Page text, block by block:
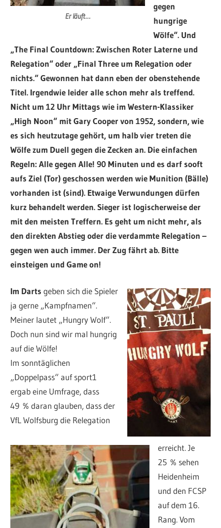
Er läuft…
gegen
hungrige
Wölfe“. Und
„The Final Countdown: Zwischen Roter Laterne und
Relegation“ oder „Final Three um Relegation oder
nichts.“ Gewonnen hat dann eben der obenstehende
Titel. Irgendwie leider alle schon mehr als treffend.
Nicht um 12 Uhr Mittags wie im Western-Klassiker
„High Noon“ mit Gary Cooper von 1952, sondern, wie
es sich heutzutage gehört, um halb vier treten die
Wölfe zum Duell gegen die Zecken an. Die einfachen
Regeln: Alle gegen Alle! 90 Minuten und es darf sooft
aufs Ziel (Tor) geschossen werden wie Munition (Bälle)
vorhanden ist (sind). Etwaige Verwundungen dürfen
kurz behandelt werden. Sieger ist logischerweise der
mit den meisten Treffern. Es geht um nicht mehr, als
den direkten Abstieg oder die verdammte Relegation –
gegen wen auch immer. Der Zug fährt ab. Bitte
einsteigen und Game on!
Im Darts geben sich die Spieler
ja gerne „Kampfnamen“.
Meiner lautet „Hungry Wolf“.
Doch nun sind wir mal hungrig
auf die Wölfe!
Im sonntäglichen
„Doppelpass“ auf sport1
ergab eine Umfrage, dass
49 % daran glauben, dass der
VfL Wolfsburg die Relegation
erreicht. Je
25 % sehen
Heidenheim
und den FCSP
auf dem 16.
Rang. Vom